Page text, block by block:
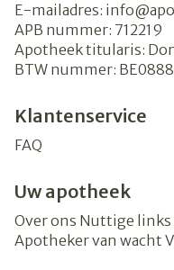
E-mailadres: info@
APB nummer: 712219
Apotheek titularis:
BTW nummer:
Klantenservice
FAQ
Uw apotheek
Over ons Nuttige links
Apotheker van wacht